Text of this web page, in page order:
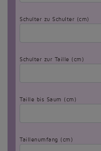
Schulter zu Schulter (cm)
Schulter zur Taille (cm)
Taille bis Saum (cm)
Taillenumfang (cm)